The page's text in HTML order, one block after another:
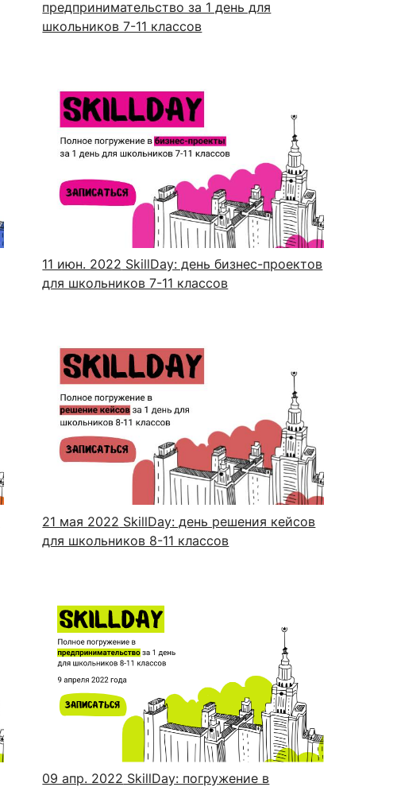
предпринимательство за 1 день для
школьников 7-11 классов
11 июн. 2022 SkillDay: день бизнес-проектов
для школьников 7-11 классов
21 мая 2022 SkillDay: день решения кейсов
для школьников 8-11 классов
09 апр. 2022 SkillDay: погружение в